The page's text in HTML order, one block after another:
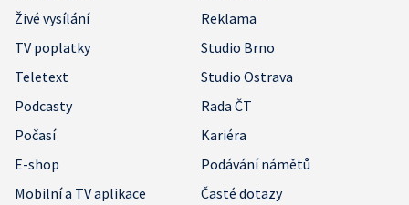
Živé vysílání
Reklama
TV poplatky
Studio Brno
Teletext
Studio Ostrava
Podcasty
Rada ČT
Počasí
Kariéra
E-shop
Podávání námětů
Mobilní a TV aplikace
Časté dotazy